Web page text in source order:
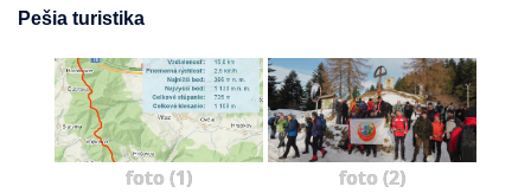
Pešia turistika
foto (1) foto (2)